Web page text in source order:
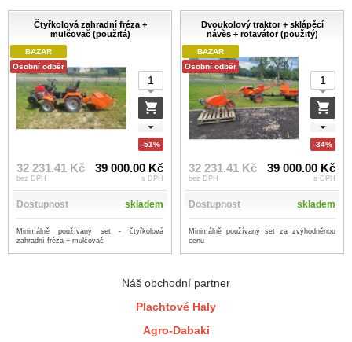
Náš obchodní partner
Plachtové Haly
Agro-Dabaki
Čtyřkolová zahradní fréza +
mulčovač (použitá)
BAZAR
Osobní odběr
-51%
32 231.41 Kč
bez DPH
39 000.00 Kč
s DPH
Dostupnost skladem
Minimálně používaný set - čtyřkolová
zahradní fréza + mulčovač
Dvoukolový traktor + sklápěcí
návěs + rotavátor (použitý)
BAZAR
Osobní odběr
-34%
32 231.41 Kč
bez DPH
39 000.00 Kč
s DPH
Dostupnost skladem
Minimálně používaný set za zvýhodněnou
cenu